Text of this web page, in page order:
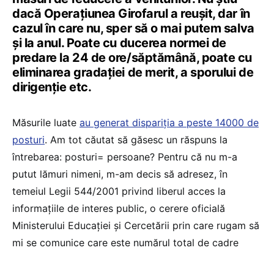
dacă Operațiunea Girofarul a reușit, dar în
cazul în care nu, sper să o mai putem salva
și la anul. Poate cu ducerea normei de
predare la 24 de ore/săptămână, poate cu
eliminarea gradației de merit, a sporului de
dirigenție etc.
Măsurile luate au generat dispariția a peste 14000 de
posturi. Am tot căutat să găsesc un răspuns la
întrebarea: posturi= persoane? Pentru că nu m-a
putut lămuri nimeni, m-am decis să adresez, în
temeiul Legii 544/2001 privind liberul acces la
informațiile de interes public, o cerere oficială
Ministerului Educației și Cercetării prin care rugam să
mi se comunice care este numărul total de cadre